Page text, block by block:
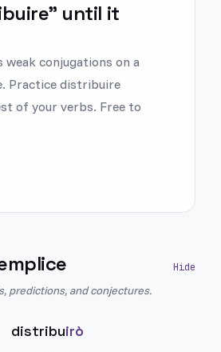
until it
weak conjugations on a
Practice distribuire
of your verbs. Free to
predictions, and conjectures.
distribuirò